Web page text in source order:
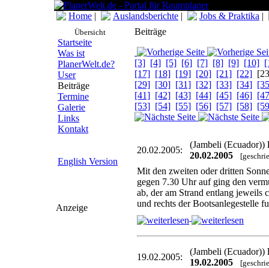
Home | Auslandsberichte | Jobs & Praktika |
Übersicht
Startseite
Was ist
PlanerWelt.de?
User
Beiträge
Termine
Galerie
Links
Kontakt
English Version
Anzeige
Beiträge
[3] [4] [5] [6] [7] [8] [9] [10]
[17] [18] [19] [20] [21] [22]
[29] [30] [31] [32] [33] [34]
[41] [42] [43] [44] [45] [46]
[53] [54] [55] [56] [57] [58]
20.02.2005:
(Jambeli (Ecuador))
20.02.2005
Mit den zweiten oder dritten
gegen 7.30 Uhr auf ging den
ab, der am Strand entlang jeweils
und rechts der Bootsanlegestelle
19.02.2005:
(Jambeli (Ecuador))
19.02.2005